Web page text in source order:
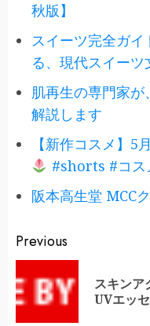
秋版】
スイーツ完全ガ
る、現代スイー
肌再生の専門家
解説します
【新作コスメ】5
#shorts #コス
阪本高生堂 MCC
Continue
Reading
Previous
スキンア
UVエッ